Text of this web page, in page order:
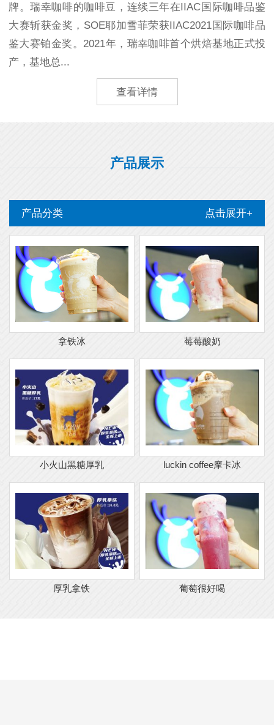
牌。瑞幸咖啡的咖啡豆，连续三年在IIAC国际咖啡品鉴
大赛斩获金奖，SOE耶加雪菲荣获IIAC2021国际咖啡品
鉴大赛铂金奖。2021年，瑞幸咖啡首个烘焙基地正式投
产，基地总...
查看详情
产品展示
产品分类 点击展开+
拿铁冰 莓莓酸奶
小火山黑糖厚乳 luckin coffee摩卡冰
厚乳拿铁 葡萄很好喝